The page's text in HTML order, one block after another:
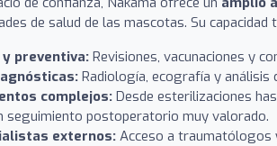
de salud de las mascotas. Su capacidad
preventiva: Revisiones, vacunaciones y
Radiología, ecografía y análisis
complejos: Desde esterilizaciones
seguimiento postoperatorio muy valorado.
externos: Acceso a traumatólogos